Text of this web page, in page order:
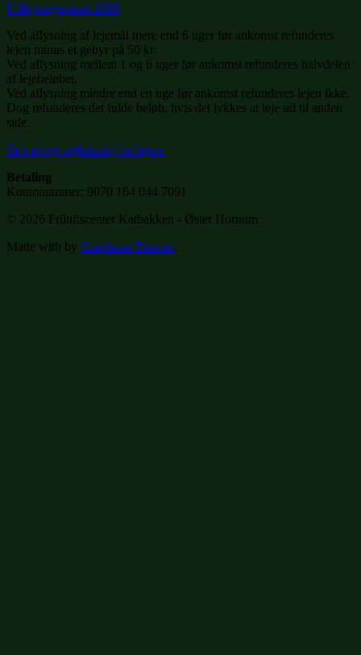
Udlejningspriser 2026
Ved aflysning af lejemål mere end 6 uger før ankomst refunderes
lejen minus et gebyr på 50 kr.
Ved aflysning mellem 1 og 6 uger før ankomst refunderes halvdelen
af lejebeløbet.
Ved aflysning mindre end en uge før ankomst refunderes lejen ikke.
Dog refunderes det fulde beløb, hvis det lykkes at leje ud til anden
side.
Se i øvrigt vejledning for lejere
Betaling
Kontonummer: 9070 164 044 7091
© 2026 Friluftscenter Katbakken - Øster Hornum.
Made with by Graphene Themes.